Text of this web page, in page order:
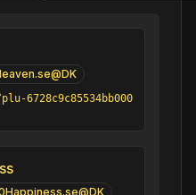
6728c9c85534bb000